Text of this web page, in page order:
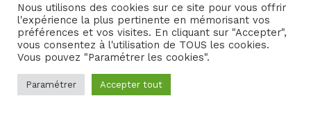
contractuelle.
Plus d’informations & demande
de DEVIS
Nous utilisons des cookies sur ce site pour vous offrir
l'expérience la plus pertinente en mémorisant vos
préférences et vos visites. En cliquant sur "Accepter",
vous consentez à l'utilisation de TOUS les cookies.
Vous pouvez "Paramétrer les cookies".
Paramétrer Accepter tout